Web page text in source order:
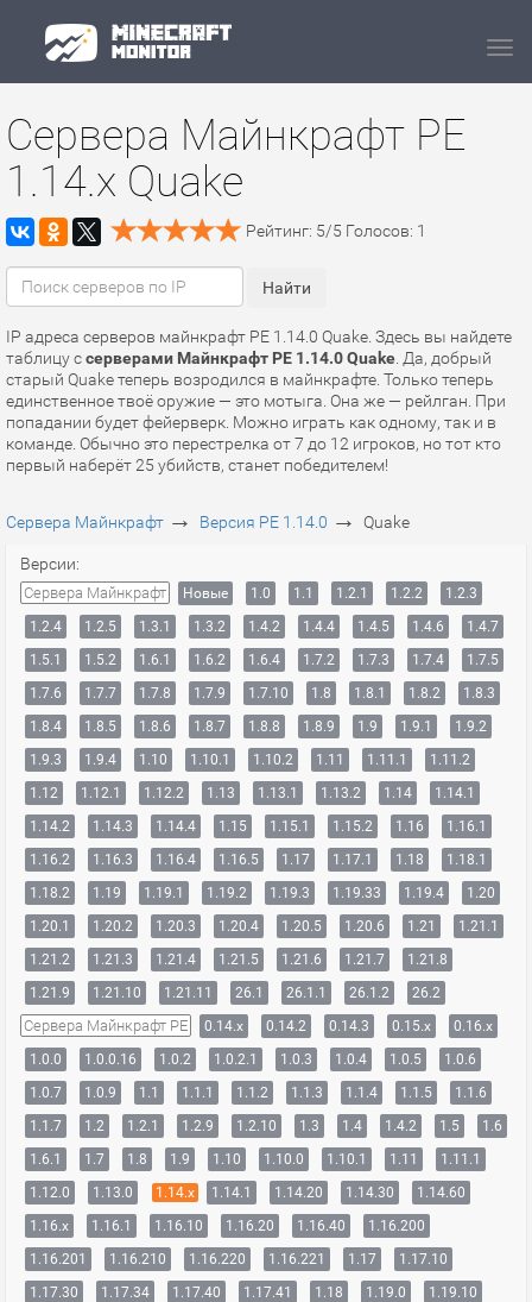
Сервера Майнкрафт PE
1.14.x Quake
Рейтинг: 5/5 Голосов: 1
IP адреса серверов майнкрафт PE 1.14.0 Quake. Здесь вы найдете
таблицу ссерверами Майнкрафт PE 1.14.0 Quake . Да, добрый
старый Quake теперь возродился в майнкрафте. Только теперь
единственное твоё оружие — это мотыга. Она же — рейлган. При
попадании будет фейерверк. Можно играть как одному, так и в
команде. Обычно это перестрелка от 7 до 12 игроков, но тот кто
первый наберёт 25 убийств, станет победителем!
Сервера Майнкрафт → Версия PE 1.14.0 → Quake
Версии:
Сервера Майнкрафт Новые 1.0 1.1 1.2.1 1.2.2
1.2.3
1.2.4
1.2.5 1.3.1 1.3.2 1.4.2 1.4.4 1.4.5 1.4.6
1.4.7
1.5.1
1.5.2 1.6.1 1.6.2 1.6.4 1.7.2 1.7.3 1.7.4
1.7.5
1.7.6
1.7.7 1.7.8 1.7.9 1.7.10 1.8 1.8.1 1.8.2
1.8.3
1.8.4
1.8.5 1.8.6 1.8.7 1.8.8 1.8.9 1.9 1.9.1
1.9.2
1.9.3
1.9.4 1.10 1.10.1 1.10.2 1.11 1.11.1
1.11.2
1.12
1.12.1 1.12.2 1.13 1.13.1 1.13.2 1.14
1.14.1
1.14.2
1.14.3 1.14.4 1.15 1.15.1 1.15.2 1.16
1.16.1
1.16.2
1.16.3 1.16.4 1.16.5 1.17 1.17.1 1.18
1.18.1
1.18.2
1.19 1.19.1 1.19.2 1.19.3 1.19.33 1.19.4
1.20
1.20.1
1.20.2 1.20.3 1.20.4 1.20.5 1.20.6 1.21
1.21.1
1.21.2
1.21.3 1.21.4 1.21.5 1.21.6 1.21.7
1.21.8
1.21.9
1.21.10 1.21.11 26.1 26.1.1 26.1.2 26.2
Сервера Майнкрафт PE 0.14.x 0.14.2 0.14.3 0.15.x
0.16.x
1.0.0
1.0.0.16 1.0.2 1.0.2.1 1.0.3 1.0.4 1.0.5
1.0.6
1.0.7
1.0.9 1.1 1.1.1 1.1.2 1.1.3 1.1.4 1.1.5
1.1.6
1.1.7
1.2 1.2.1 1.2.9 1.2.10 1.3 1.4 1.4.2 1.5
1.6
1.6.1
1.7 1.8 1.9 1.10 1.10.0 1.10.1 1.11
1.11.1
1.12.0
1.13.0 1.14.x 1.14.1 1.14.20 1.14.30
1.14.60
1.16.x
1.16.1 1.16.10 1.16.20 1.16.40
1.16.200
1.16.201
1.16.210 1.16.220 1.16.221 1.17
1.17.10
1.17.30
1.17.34 1.17.40 1.17.41 1.18 1.19.0
1.19.10